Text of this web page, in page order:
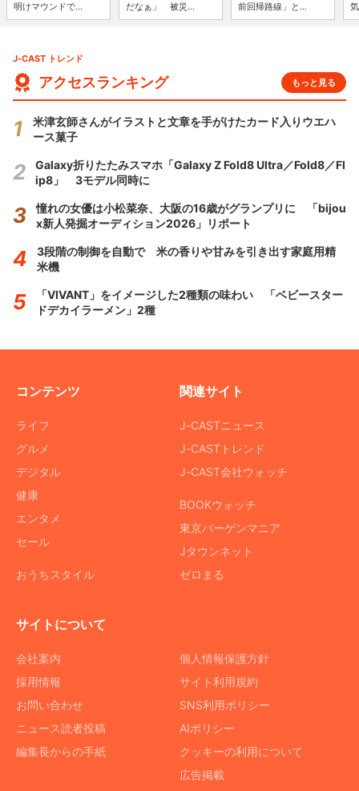
明けマウンドで...
だなぁ」 被災...
前回帰路線」と...
J-CAST トレンド
アクセスランキング もっと見る
米津玄師さんがイラストと文章を手がけたカード入りウエハ
ース菓子
Galaxy折りたたみスマホ「Galaxy Z Fold8 Ultra／Fold8／Fl
ip8」 3モデル同時に
憧れの女優は小松菜奈、大阪の16歳がグランプリに 「bijou
x新人発掘オーディション2026」リポート
3段階の制御を自動で 米の香りや甘みを引き出す家庭用精
米機
「VIVANT」をイメージした2種類の味わい 「ベビースター
ドデカイラーメン」2種
コンテンツ
ライフ
グルメ
デジタル
健康
エンタメ
セール
おうちスタイル
関連サイト
J-CASTニュース
J-CASTトレンド
J-CAST会社ウォッチ
BOOKウォッチ
東京バーゲンマニア
Jタウンネット
ゼロまる
サイトについて
会社案内
採用情報
お問い合わせ
ニュース読者投稿
編集長からの手紙
個人情報保護方針
サイト利用規約
SNS利用ポリシー
AIポリシー
クッキーの利用について
広告掲載